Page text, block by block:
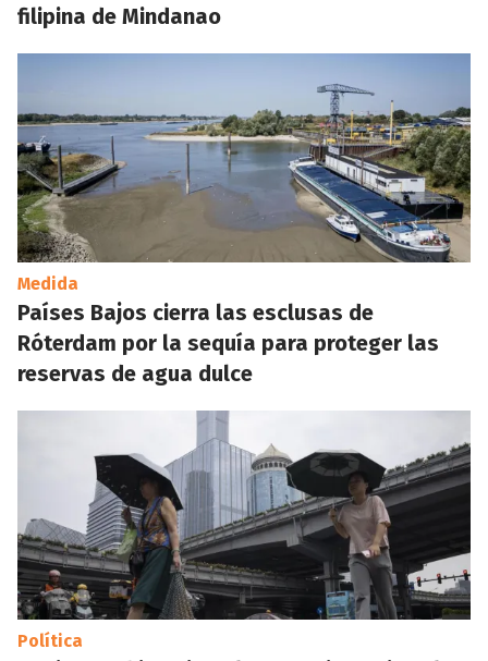
filipina de Mindanao
Medida
Países Bajos cierra las esclusas de
Róterdam por la sequía para proteger las
reservas de agua dulce
Política